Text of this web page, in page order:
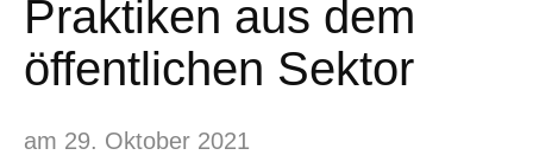
Praktiken aus dem
öffentlichen Sektor
am 29. Oktober 2021